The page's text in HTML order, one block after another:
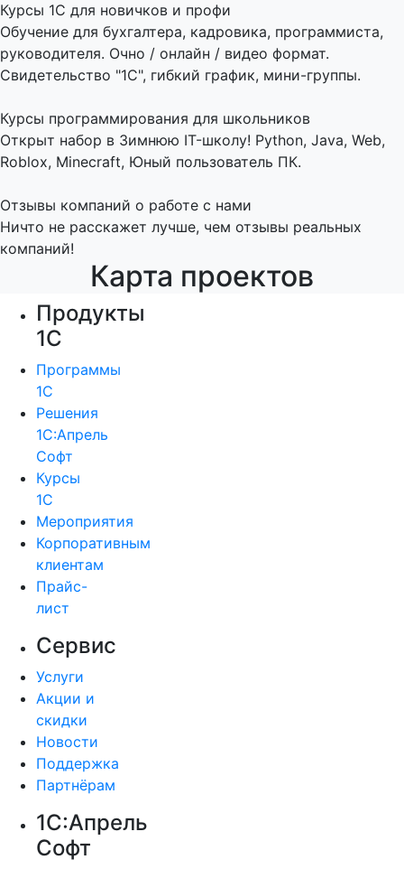
Курсы 1С для новичков и профи
Обучение для бухгалтера, кадровика, программиста,
руководителя. Очно / онлайн / видео формат.
Свидетельство "1С", гибкий график, мини-группы.
Курсы программирования для школьников
Открыт набор в Зимнюю IT-школу! Python, Java, Web,
Roblox, Minecraft, Юный пользователь ПК.
Отзывы компаний о работе с нами
Ничто не расскажет лучше, чем отзывы реальных
компаний!
Карта проектов
Продукты
1С
Программы
1С
Решения
1С:Апрель
Софт
Курсы
1С
Мероприятия
Корпоративным
клиентам
Прайс-
лист
Сервис
Услуги
Акции и
скидки
Новости
Поддержка
Партнёрам
1С:Апрель
Софт